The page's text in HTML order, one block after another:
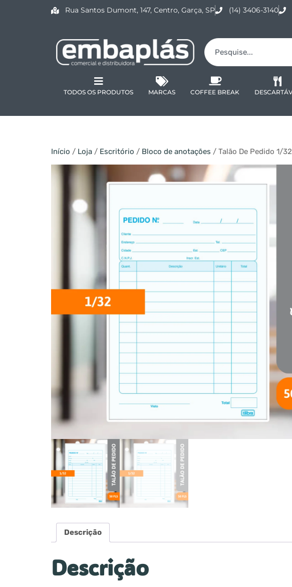
Rua Santos Dumont, 147, Centro, Garça, SP (14) 3406-3140
TODOS OS PRODUTOS MARCAS COFFEE BREAK
Início / Loja / Escritório / Bloco de anotações / Talão De Pedido 1/
Descrição
Descrição